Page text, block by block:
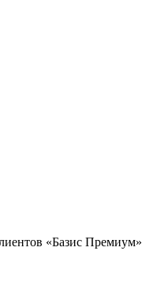
«Базис Премиум»